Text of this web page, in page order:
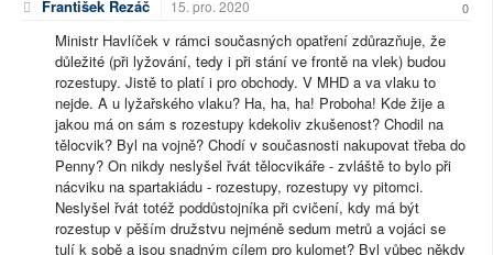
František Řezáč 15. pro. 2020 0
Ministr Havlíček v rámci současných opatření zdůrazňuje, že
důležité (při lyžování, tedy i při stání ve frontě na vlek) budou
rozestupy. Jistě to platí i pro obchody. V MHD a va vlaku to
nejde. A u lyžařského vlaku? Ha, ha, ha! Proboha! Kde žije a
jakou má on sám s rozestupy kdekoliv zkušenost? Chodil na
tělocvik? Byl na vojně? Chodí v současnosti nakupovat třeba do
Penny? On nikdy neslyšel řvát tělocvikáře - zvláště to bylo při
nácviku na spartakiádu - rozestupy, rozestupy vy pitomci.
Neslyšel řvát totéž poddůstojníka při cvičení, kdy má být
rozestup v pěším družstvu nejméně sedum metrů a vojáci se
tulí k sobě a jsou snadným cílem pro kulomet? Byl vůbec někdy